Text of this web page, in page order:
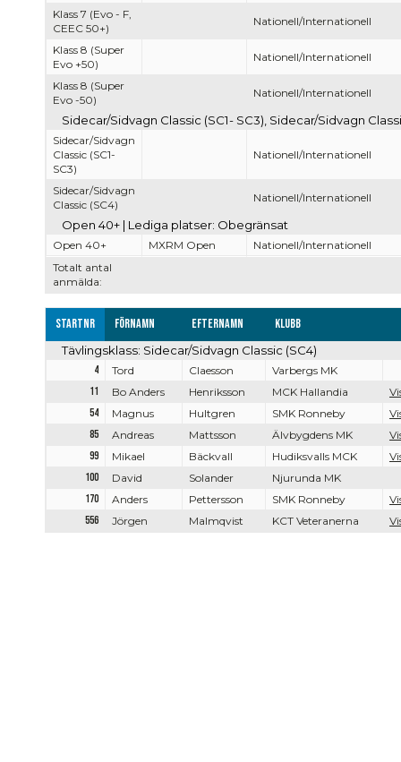
Totalt antal
anmälda:
Klass 7 (Evo - F,
CEEC 50+)
Nationell/Internationell
Klass 8 (Super
Evo +50)
Nationell/Internationell
Klass 8 (Super
Evo -50)
Nationell/Internationell
Sidecar/Sidvagn Classic (SC1- SC3), Sidecar/Sidvagn
Sidecar/Sidvagn
Classic (SC1-
SC3)
Nationell/Internationell
Sidecar/Sidvagn
Classic (SC4)
Nationell/Internationell
Open 40+ | Lediga platser: Obegränsat
Open 40+ MXRM Open Nationell/Internationell
Startnr Förnamn Efternamn Klubb
Tävlingsklass: Sidecar/Sidvagn Classic (SC4)
4 Tord Claesson
Varbergs MK
11
Bo Anders Henriksson MCK Hallandia
54
Magnus Hultgren SMK Ronneby
85
Andreas Mattsson Älvbygdens MK
99
Mikael Bäckvall Hudiksvalls MCK
100
David Solander
Njurunda MK
170
Anders Pettersson SMK Ronneby
556
Jörgen Malmqvist KCT Veteranerna